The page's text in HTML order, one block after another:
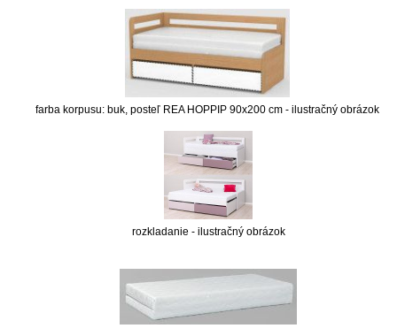
farba korpusu: buk, posteľ REA HOPPIP 90x200 cm - ilustračný obrázok
rozkladanie - ilustračný obrázok